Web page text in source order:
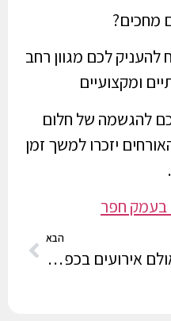
מחכים?
לכם מגוון רחב
ומקצועיים
להגשמה של חלום
יזכרו למשך זמן
בעמק חפר
הבא
אולם אירועים בכפר סבא